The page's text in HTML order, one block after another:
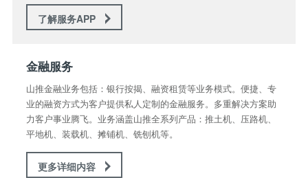
了解服务APP
金融服务
山推金融业务包括：银行按揭、融资租赁等业务模式。便捷、专
业的融资方式为客户提供私人定制的金融服务。多重解决方案助
力客户事业腾飞。业务涵盖山推全系列产品：推土机、压路机、
平地机、装载机、摊铺机、铣刨机等。
更多详细内容